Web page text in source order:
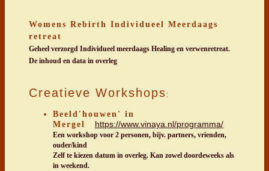
Womens Rebirth Individueel Meerdaags
retreat
Geheel verzorgd Individueel meerdaags Healing en verwenretreat.
De inhoud en data in overleg
Creatieve Workshops :
Beeld'houwen' in
Mergel
https://www.vinaya.nl/programma/
Een workshop voor 2 personen, bijv. partners, vrienden,
ouder/kind
Zelf te kiezen datum in overleg. Kan zowel doordeweeks als
in weekend.